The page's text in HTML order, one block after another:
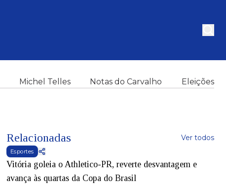
Michel Telles Notas do Carvalho Eleições
Relacionadas Ver todos
Esportes
Vitória goleia o Athletico-PR, reverte desvantagem e
avança às quartas da Copa do Brasil